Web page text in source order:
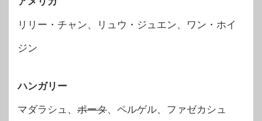
リリー・チャン、リュウ・ジュエン、ワン・ホイ
ジン
ハンガリー
マダラシュ、 ポータ、ペルゲル、ファゼカシュ